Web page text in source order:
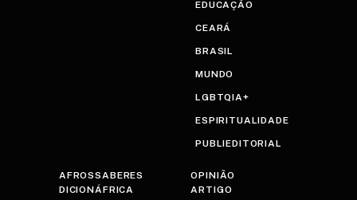
EDUCAÇÃO
CEARÁ
BRASIL
MUNDO
LGBTQIA+
ESPIRITUALIDADE
PUBLIEDITORIAL
AFROSSABERES
DICIONÁFRICA
OPINIÃO
ARTIGO